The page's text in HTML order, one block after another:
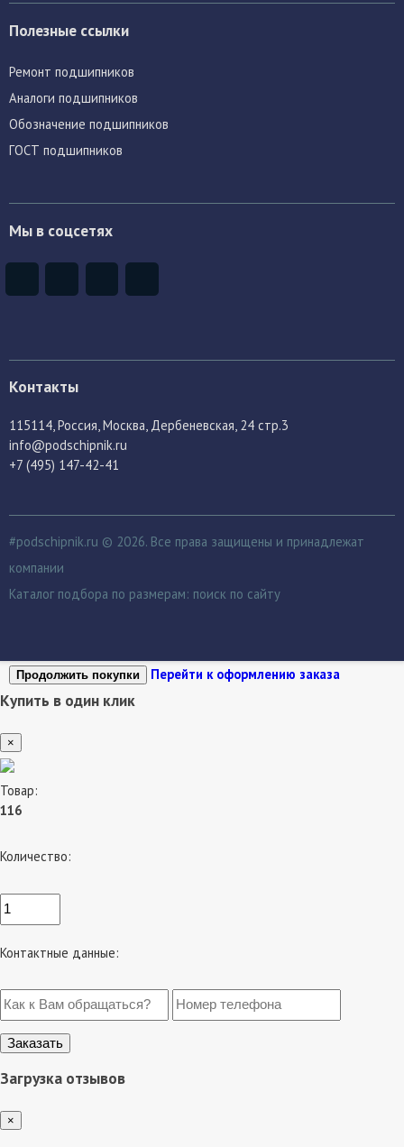
Полезные ссылки
Ремонт подшипников
Аналоги подшипников
Обозначение подшипников
ГОСТ подшипников
Мы в соцсетях
Контакты
115114 , Россия, Москва, Дербеневская, 24 стр.3
info@podschipnik.ru
+7 (495) 147-42-41
#podschipnik.ru © 2026. Все права защищены и принадлежат
компании
Каталог подбора по размерам: поиск по сайту
Продолжить покупки Перейти к оформлению заказа
Купить в один клик
×
Товар:
116
Количество:
Контактные данные:
Загрузка отзывов
×